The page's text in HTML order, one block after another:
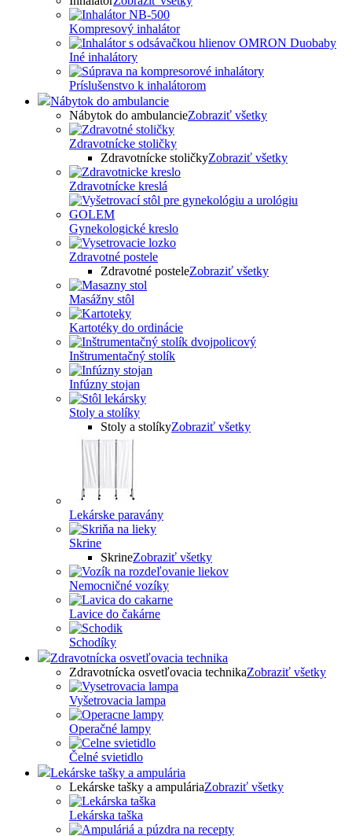
Kompresový inhalátor
Iné inhalátory
Príslušenstvo k inhalátorom
Nábytok do ambulancie
Nábytok do ambulancieZobraziť všetky
Zdravotnícke stoličky
Zdravotnícke stoličkyZobraziť všetky
Zdravotnícke kreslá
Gynekologické kreslo
Zdravotné postele
Zdravotné posteleZobraziť všetky
Masážny stôl
Kartotéky do ordinácie
Inštrumentačný stolík
Infúzny stojan
Stoly a stolíky
Stoly a stolíkyZobraziť všetky
Lekárske paravány
Skrine
SkrineZobraziť všetky
Nemocničné vozíky
Lavice do čakárne
Schodíky
Zdravotnícka osvetľovacia technika
Zdravotnícka osvetľovacia technikaZobraziť všetky
Vyšetrovacia lampa
Operačné lampy
Čelné svietidlo
Lekárske tašky a ampulária
Lekárske tašky a ampuláriaZobraziť všetky
Lekárska taška